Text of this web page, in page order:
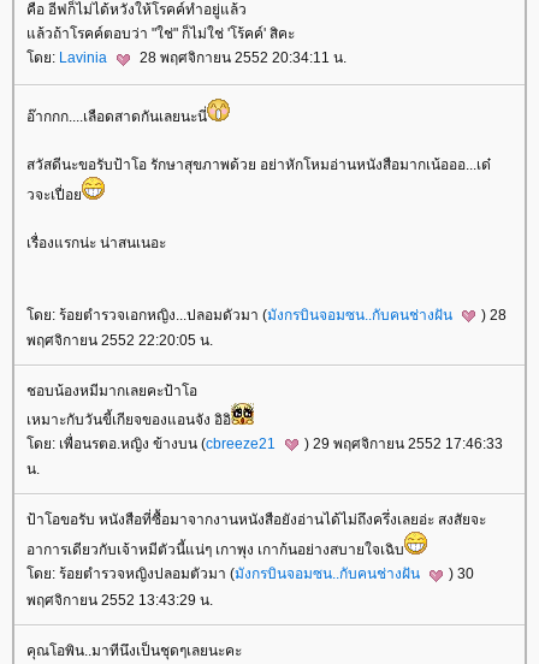
คือ อีฟก็ไม่ได้หวังให้โรคค์ทำอยู่แล้ว
ล้วถ้าโรคค์ตอบว่า "ใช่" ก็ไม่ใช่ 'โร้คค์' สิคะ
ดย: Lavinia 28 พฤศจิกายน 2552 20:34:11 น.
อ๊ากกก....เลือดสาดกันเลยนะนี่
สวัสดีนะขอรับป้าโอ รักษาสุขภาพด้วย อย่าหักโหมอ่านหนังสือมากเน้อออ...เด๋
วจะเปื่อ
เรื่องแรกน่ะ น่าสนเนอะ
ดย: ร้อยตำรวจเอกหญิง...ปลอมดัวมา (มังกรบินจอมซน..กับคนช่างฝัน
) 28
พฤศจิกายน 2552 22:20:05 น.
ชอบน้องหมีมากเลยคะป้าโอ
เหมาะกับวันขี้เกียจของแอนจัง อิอิ
ดย: เพื่อนรตอ.หญิง ข้างบน (cbreeze21
) 29 พฤศจิกายน 2552 17:46:33
น.
ป้าโอขอรับ หนังสือที่ซื้อมาจากงานหนังสือยังอ่านได้ไม่ถึงครึ่งเลยอ่ะ สงสัยจะ
อาการเดียวกับเจ้าหมีตัวนี้แน่ๆ เกาพุง เกาก้นอย่างสบายใจเฉิบ
ดย: ร้อยตำรวจหญิงปลอมตัวมา (มังกรบินจอมซน..กับคนช่างฝัน
) 30
พฤศจิกายน 2552 13:43:29 น.
คุณโอพิน..มาทีนึงเป็นชุดๆเลยนะคะ